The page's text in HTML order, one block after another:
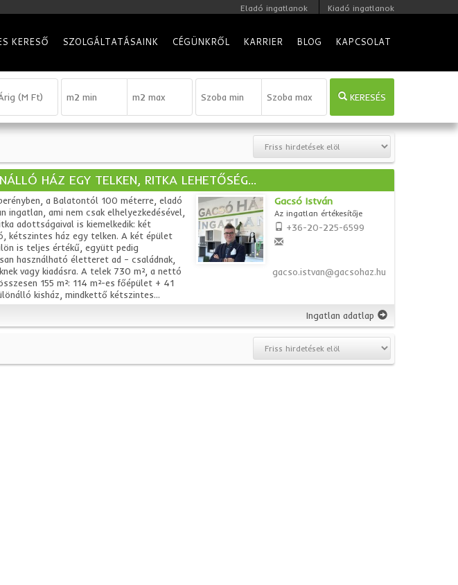
Eladó ingatlanok Kiadó ingatlanok
KERESŐ SZOLGÁLTATÁSAINK CÉGÜNKRŐL KARRIER BLOG KAPCSOLAT
KERESÉS
HÁZ EGY TELKEN, RITKA LEHETŐSÉG...
a Balatontól 100 méterre, eladó
ingatlan, ami nem csak elhelyezkedésével,
adottságaival is kiemelkedik: két
kétszintes ház egy telken. A két épület
is teljes értékű, együtt pedig
használható életteret ad – családnak,
vagy kiadásra. A telek 730 m², a nettó
155 m²: 114 m²-es főépület + 41
kisház, mindkettő kétszintes...
Gacsó István
Az ingatlan értékesítője
+36-20-225-6599
gacso.istvan@gacsohaz.hu
Ingatlan adatlap